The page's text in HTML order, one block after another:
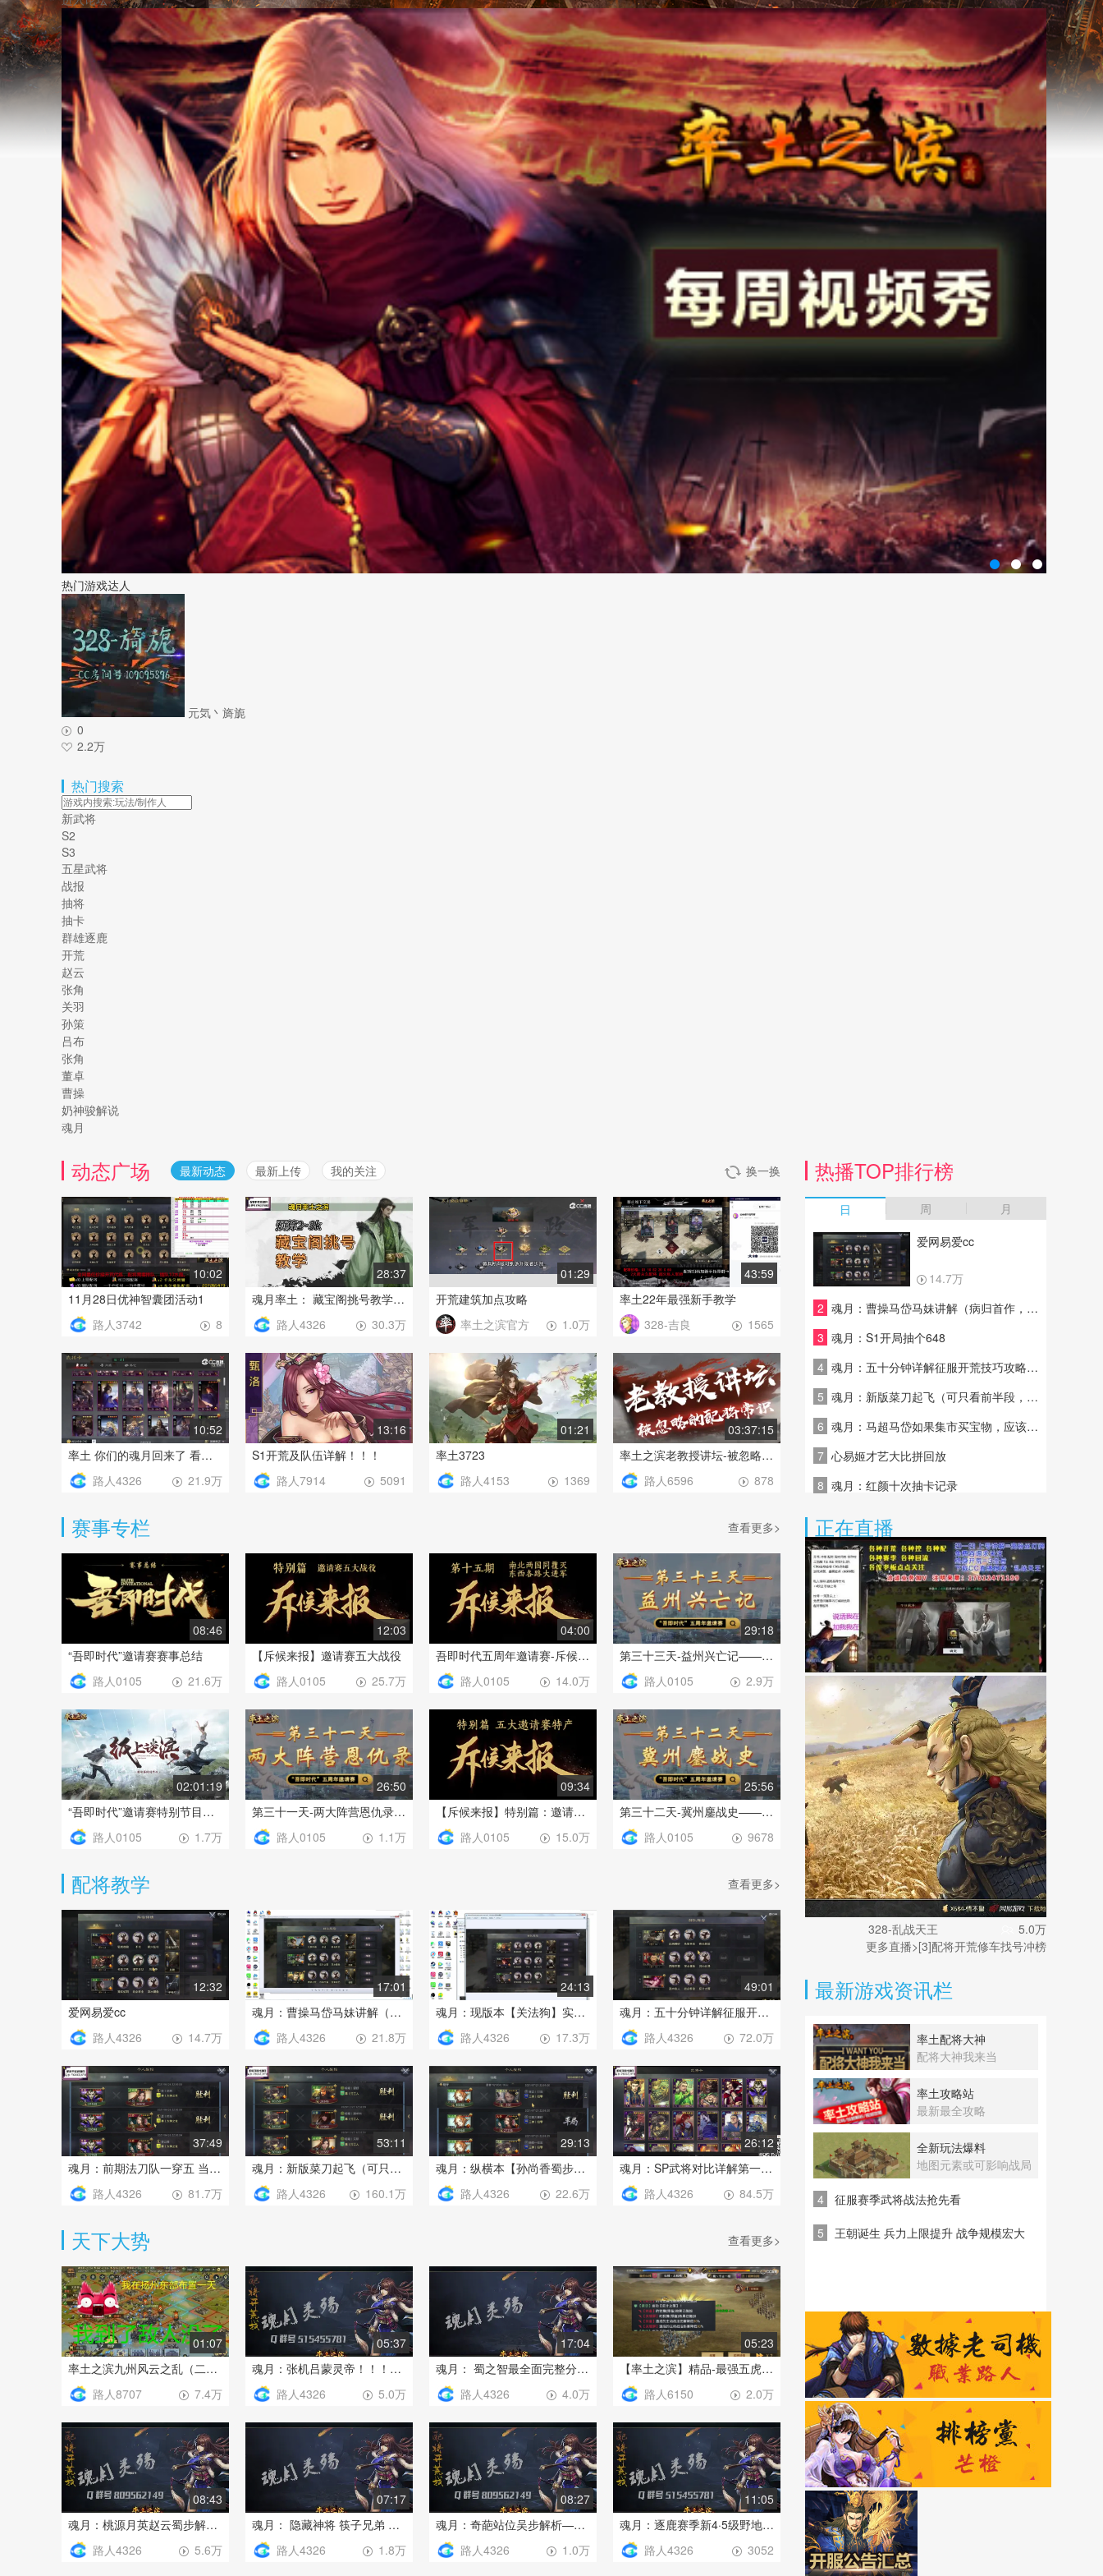
热门游戏达人
元気丶旖旎
0
2.2万
热门搜索
新武将
S2
S3
五星武将
战报
抽将
抽卡
群雄逐鹿
开荒
赵云
张角
关羽
孙策
吕布
张角
董卓
曹操
奶神骏解说
魂月
动态广场 最新动态 最新上传 我的关注 换一换
10:02
11月28日优神智囊团活动1
8
路人3742
28:37
魂月率土： 藏宝阁挑号教学两三千档次版（太详细导致时间过长，介意勿进）
30.3万
路人4326
01:29
开荒建筑加点攻略
1.0万
率土之滨官方
43:59
率土22年最强新手教学
1565
328-吉良
10:52
率土 你们的魂月回来了 看看魂月花了一万二买的号
21.9万
路人4326
13:16
S1开荒及队伍详解！！！
5091
路人7914
01:21
率土3723
1369
路人4153
03:37:15
率土之滨老教授讲坛-被忽略的配将常识
878
路人6596
赛事专栏 查看更多>
08:46
“吾即时代”邀请赛赛事总结
21.6万
路人0105
12:03
【斥候来报】邀请赛五大战役
25.7万
路人0105
04:00
吾即时代五周年邀请赛-斥候来报 第十五期
14.0万
路人0105
29:18
第三十三天-益州兴亡记——眼看他起高楼，眼看他楼塌了。打江山易，守江山难矣！
2.9万
路人0105
02:01:19
“吾即时代”邀请赛特别节目《纸上谈“滨”》第四期1129
1.7万
路人0105
26:50
第三十一天-两大阵营恩仇录——捭阖纵横需趁早，东驰西击失先机
1.1万
路人0105
09:34
【斥候来报】特别篇：邀请赛纵横榜，五大特产介绍
15.0万
路人0105
25:56
第三十二天-冀州鏖战史——打响第一枪，战至最终章
9678
路人0105
配将教学 查看更多>
12:32
爱网易爱cc
14.7万
路人4326
17:01
魂月：曹操马岱马妹讲解（病归首作，质量欠佳，见谅，介意勿进)
21.8万
路人4326
24:13
魂月：现版本【关法狗】实战胜率演示以及细节讲解（病下创作的，质量不好，将就看吧）
17.3万
路人4326
49:01
魂月：五十分钟详解征服开荒技巧攻略（以甄洛陆抗马超队为例）献给萌新，老手勿入
72.0万
路人4326
37:49
魂月：前期法刀队一穿五 当前版本法刀队最详解 肯定有你不知道的细节
81.7万
路人4326
53:11
魂月：新版菜刀起飞（可只看前半段，后面拓展延伸了菜刀的细节，废话较多）
160.1万
路人4326
29:13
魂月：纵横本【孙尚香蜀步】大战15红粉机敏孙权张机流氓
22.6万
路人4326
26:12
魂月：SP武将对比详解第一期【赵云 甄洛】
84.5万
路人4326
天下大势 查看更多>
01:07
率土之滨九州风云之乱（二）经过我严密的布置敌人不战而退
7.4万
路人8707
05:37
魂月：张机吕蒙灵帝！！！被低估的灵帝爸爸
5.0万
路人4326
17:04
魂月： 蜀之智最全面完整分析！！！
4.0万
路人4326
05:23
【率土之滨】精品-最强五虎阵容吊打蜀步
2.0万
路人6150
08:43
魂月：桃源月英赵云蜀步解析 开荒+打架
5.6万
路人4326
07:17
魂月： 隐藏神将 筷子兄弟 蒯良蒯越 S3绝版
1.8万
路人4326
08:27
魂月：奇葩站位吴步解析——甘宁孙坚陆逊
1.0万
路人4326
11:05
魂月：逐鹿赛季新4·5级野地难度分析评测
3052
路人4326
热播TOP排行榜
日 周 月
1
爱网易爱cc
14.7万
2 魂月：曹操马岱马妹讲解（病归首作，质量欠佳，见谅，介意勿进)
3 魂月：S1开局抽个648
4 魂月：五十分钟详解征服开荒技巧攻略（以甄洛陆抗马超队为例）献给萌新，老手勿入
5 魂月：新版菜刀起飞（可只看前半段，后面拓展延伸了菜刀的细节，废话较多）
6 魂月：马超马岱如果集市买宝物，应该买什么？（很少会有人推荐给马超用的一个宝物）
7 心易姬才艺大比拼回放
8 魂月：红颜十次抽卡记录
正在直播
5.3万
【蔚蓝】-亮仔
接开荒，控号，寄售，找号
更多直播>
最新游戏资讯栏
率土配将大神
配将大神我来当
率土攻略站
最新最全攻略
全新玩法爆料
地图元素或可影响战局
4 征服赛季武将战法抢先看
5 王朝诞生 兵力上限提升 战争规模宏大